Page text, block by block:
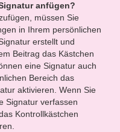
anfügen?
müssen Sie
in Ihrem persönlichen
erstellt und
Beitrag das Kästchen
eine Signatur auch
Bereich das
aktivieren. Wenn Sie
Signatur verfassen
Kontrollkästchen